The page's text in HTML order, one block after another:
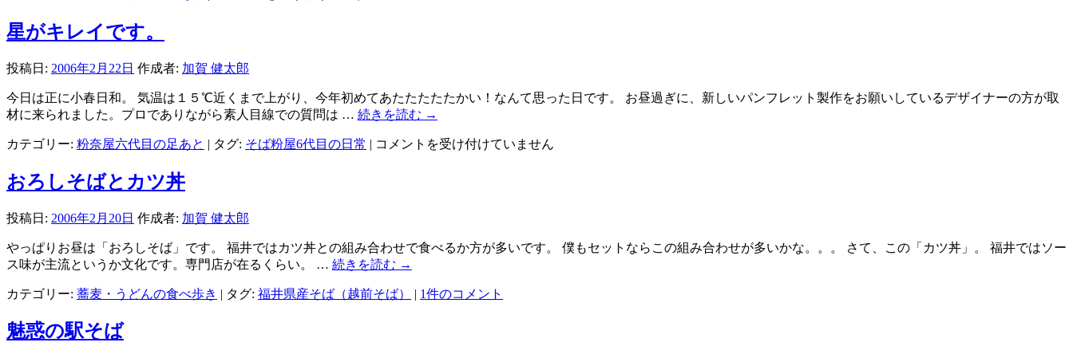
ズ
ム
は
星がキレイです。
投稿日: 2006年2月22日 作成者: 加賀 健太郎
今日は正に小春日和。 気温は１５℃近くまで上がり、今年初めてあたたたたたかい！なんて思った日です。 お昼過ぎに、新しいパンフレット製作をお願いしているデザイナーの方が取
材に来られました。プロでありながら素人目線での質問は … 続きを読む →
カテゴリー: 粉奈屋六代目の足あと | タグ: そば粉屋6代目の日常 | 星
す。
は
コメントを受け付けていません
おろしそばとカツ丼
投稿日: 2006年2月20日 作成者: 加賀 健太郎
やっぱりお昼は「おろしそば」です。 福井ではカツ丼との組み合わせで食べるか方が多いです。 僕もセットならこの組み合わせが多いかな。。。 さて、この「カツ丼」。 福井ではソー
ス味が主流というか文化です。専門店が在るくらい。 … 続きを読む →
カテゴリー: 蕎麦・うどんの食べ歩き | タグ: 福井県産そば（越前そば） | 1件のコメント
魅惑の駅そば